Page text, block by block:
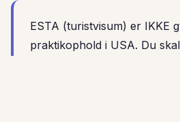
ESTA (turistvisum) er IKKE
praktikophold i USA. Du